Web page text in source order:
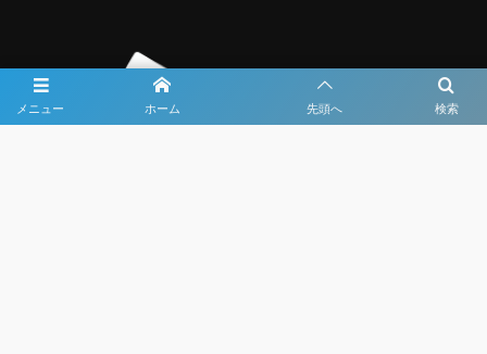
メニュー 検索
ホーム 先頭へ